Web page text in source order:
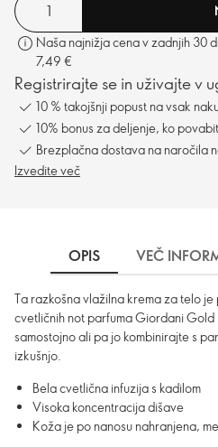
Naša najnižja cena v zadnjih 30
7,49 €
Registrirajte se in uživajte v
10 % takojšnji popust na vsak
10% bonus za deljenje, ko
Brezplačna dostava na naročila
Izvedite več
OPIS VEČ
Ta razkošna vlažilna krema za telo
cvetličnih not parfuma Giordani Gold
samostojno ali pa jo kombinirajte s
izkušnjo.
Bela cvetlična infuzija s kadilom
Visoka koncentracija dišave
Koža je po nanosu nahranjena,